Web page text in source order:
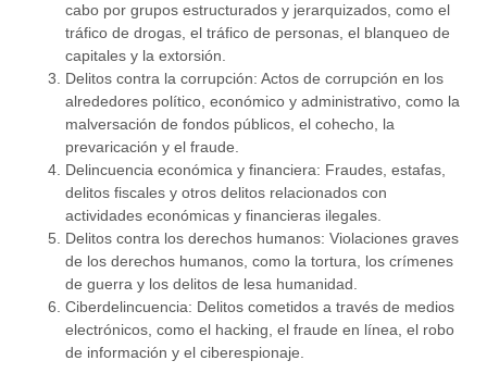
cabo por grupos estructurados y jerarquizados, como el
tráfico de drogas, el tráfico de personas, el blanqueo de
capitales y la extorsión.
Delitos contra la corrupción: Actos de corrupción en los
alrededores político, económico y administrativo, como la
malversación de fondos públicos, el cohecho, la
prevaricación y el fraude.
Delincuencia económica y financiera: Fraudes, estafas,
delitos fiscales y otros delitos relacionados con
actividades económicas y financieras ilegales.
Delitos contra los derechos humanos: Violaciones graves
de los derechos humanos, como la tortura, los crímenes
de guerra y los delitos de lesa humanidad.
Ciberdelincuencia: Delitos cometidos a través de medios
electrónicos, como el hacking, el fraude en línea, el robo
de información y el ciberespionaje.